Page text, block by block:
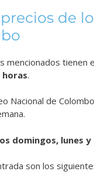
de
mencionados tienen
horas.
Nacional de
domingos, lunes
son los